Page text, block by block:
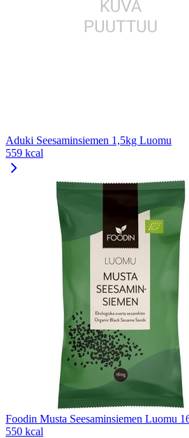
Aduki Seesaminsiemen 1,5kg Luomu
559 kcal
Foodin Musta Seesaminsiemen Luomu
550 kcal